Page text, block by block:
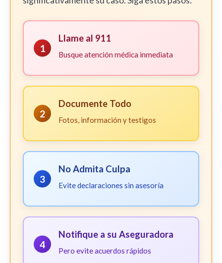
1
Llame al 911
Busque atención médica inmediata
2
Documente Todo
Fotos, información y testigos
3
No Admita Culpa
Evite declaraciones sin asesoría
4
Notifique a su Aseguradora
Pero evite acuerdos rápidos